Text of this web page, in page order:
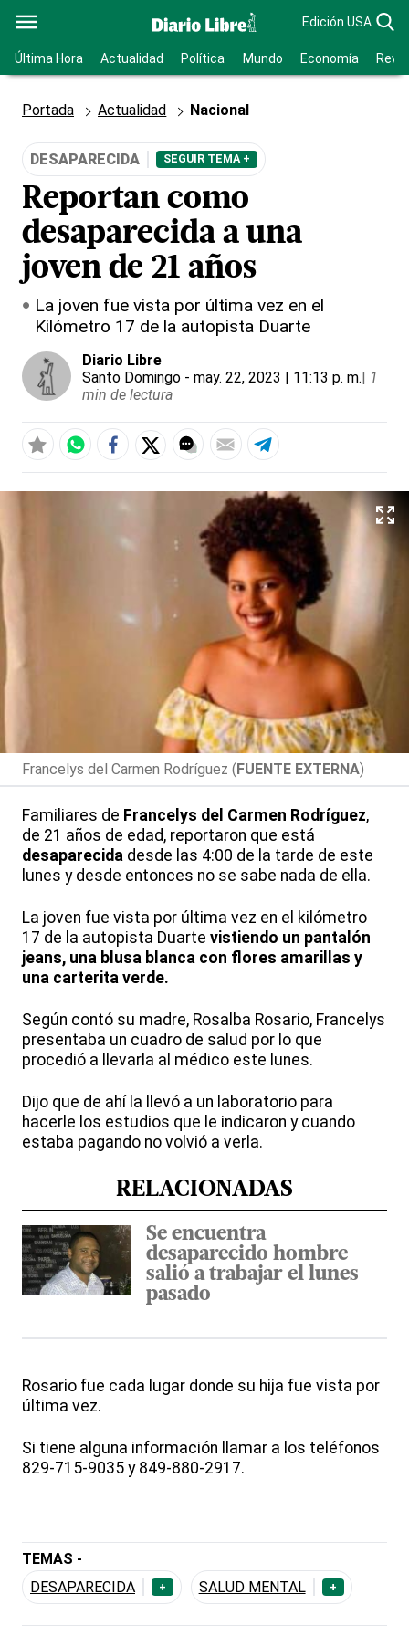
Edición USA
Última Hora Actualidad Política Mundo Economía
Portada Actualidad Nacional
DESAPARECIDA SEGUIR TEMA +
Reportan como
desaparecida a una
joven de 21 años
La joven fue vista por última vez en el
Kilómetro 17 de la autopista Duarte
Diario Libre
Santo Domingo - may. 22, 2023 | 11:13 p. m.| 1
min de lectura
Francelys del Carmen Rodríguez (FUENTE EXTERNA)
Familiares de Francelys del Carmen Rodríguez,
de 21 años de edad, reportaron que está
desaparecida desde las 4:00 de la tarde de este
lunes y desde entonces no se sabe nada de ella.
La joven fue vista por última vez en el kilómetro
17 de la autopista Duarte vistiendo un pantalón
jeans, una blusa blanca con flores amarillas y
una carterita verde.
Según contó su madre, Rosalba Rosario, Francelys
presentaba un cuadro de salud por lo que
procedió a llevarla al médico este lunes.
Dijo que de ahí la llevó a un laboratorio para
hacerle los estudios que le indicaron y cuando
estaba pagando no volvió a verla.
RELACIONADAS
Se encuentra
desaparecido hombre
salió a trabajar el lunes
pasado
Rosario fue cada lugar donde su hija fue vista por
última vez.
Si tiene alguna información llamar a los teléfonos
829-715-9035 y 849-880-2917.
TEMAS -
DESAPARECIDA
+ SALUD MENTAL +